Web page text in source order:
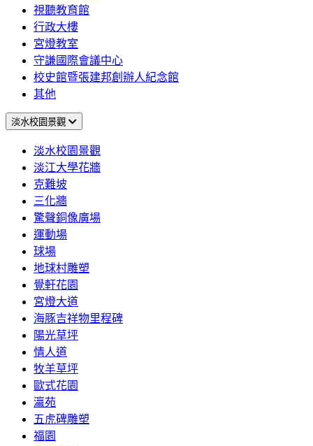
視聽教育館
行政大樓
宮燈教室
守謙國際會議中心
校史館暨張建邦創辦人紀念館
其他
淡水校園景觀
淡水校園景觀
淡江大學花牆
克難坡
三化牆
驚聲銅像廣場
運動場
球場
地球村雕塑
覺軒花園
宮燈大道
海豚吉祥物里程碑
陽光草坪
情人道
牧羊草坪
歐式花園
瀛苑
五虎碑雕塑
福園